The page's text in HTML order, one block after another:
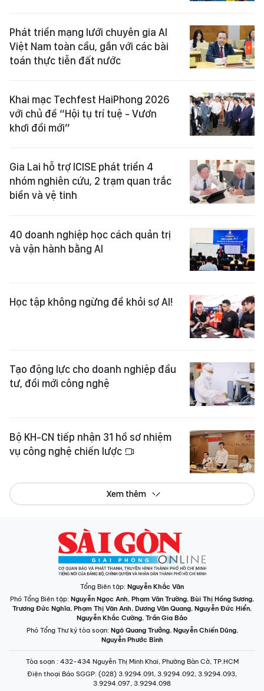
Phát triển mạng lưới chuyên gia AI
Việt Nam toàn cầu, gắn với các bài
toán thực tiễn đất nước
Khai mạc Techfest HaiPhong 2026
với chủ đề “Hội tụ trí tuệ - Vươn
khơi đổi mới”
Gia Lai hỗ trợ ICISE phát triển 4
nhóm nghiên cứu, 2 trạm quan trắc
biển và vệ tinh
40 doanh nghiệp học cách quản trị
và vận hành bằng AI
Học tập không ngừng để khỏi sợ AI!
Tạo động lực cho doanh nghiệp đầu
tư, đổi mới công nghệ
Bộ KH-CN tiếp nhận 31 hồ sơ nhiệm
vụ công nghệ chiến lược
Xem thêm
Tổng Biên tập: Nguyễn Khắc Văn
Phó Tổng Biên tập: Nguyễn Ngọc Anh, Phạm Văn Trường, Bùi Thị Hồng Sương,
Trương Đức Nghĩa, Phạm Thị Vân Anh, Dương Văn Quang, Nguyễn Đức Hiển,
Nguyễn Khắc Cường, Trần Gia Bảo
Phó Tổng Thư ký tòa soạn: Ngô Quang Trưởng, Nguyễn Chiến Dũng,
Nguyễn Phước Bình
Tòa soạn : 432-434 Nguyễn Thị Minh Khai, Phường Bàn Cờ, TP.HCM
Điện thoại Báo SGGP: (028) 3.9294.091, 3.9294.092, 3.9294.093,
3.9294.097, 3.9294.098